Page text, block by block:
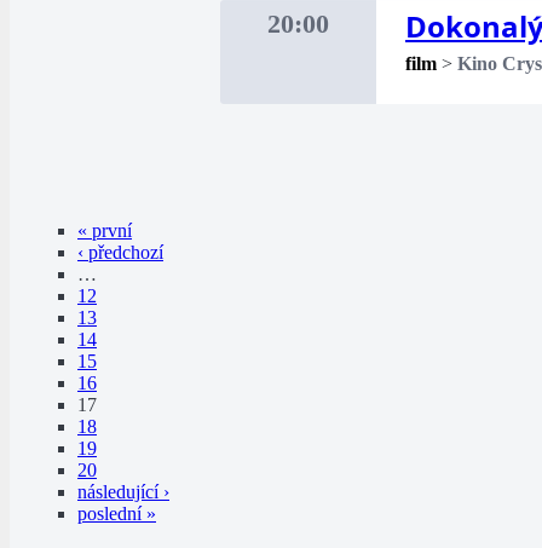
20:00
film > Kino
« první
‹ předchozí
…
12
13
14
15
16
17
18
19
20
následující ›
poslední »